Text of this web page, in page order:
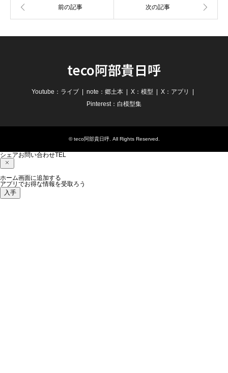
teco阿部貴日呼
Youtube：ライブ note：郷土本 X：模型
X：アプリ
Pinterest：白模型集
©teco阿部貴日呼. All Rights Reserved.
シェアお問い合わせTEL
ホーム画面に追加する
アプリでお得な情報を受取ろう
入手